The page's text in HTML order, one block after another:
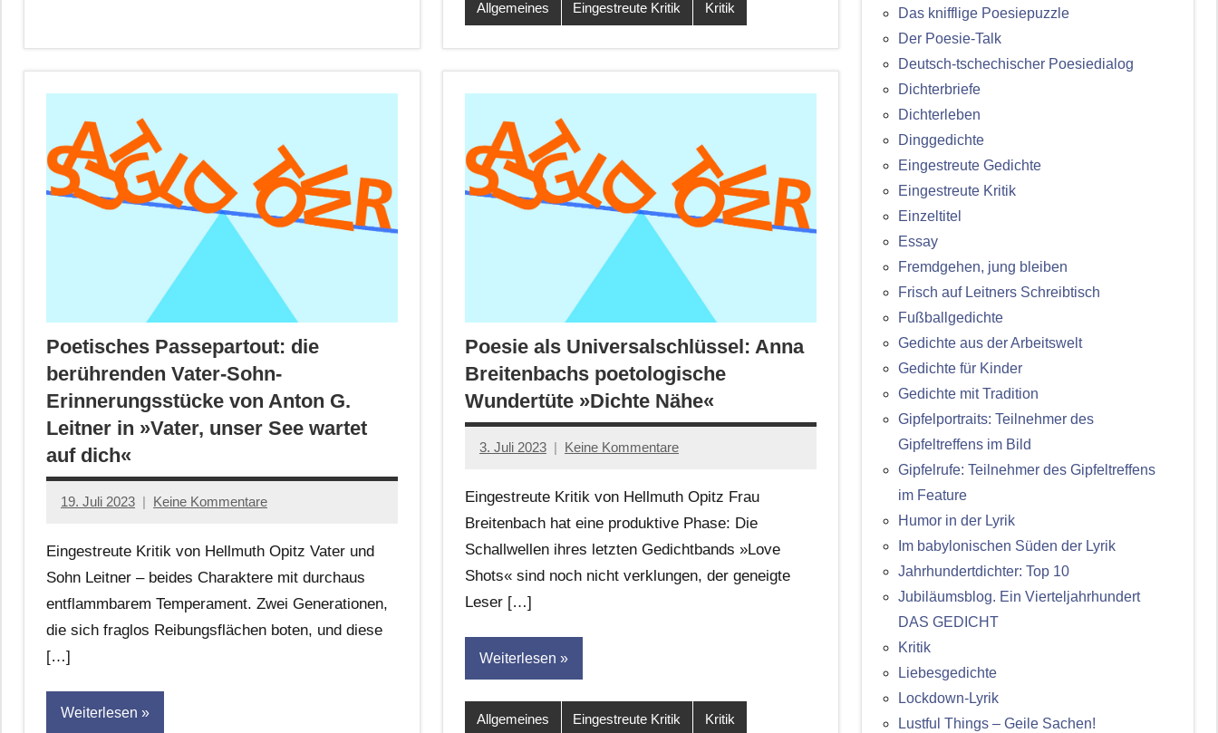
Allgemeines Eingestreute Kritik Kritik
Poetisches Passepartout: die
berührenden Vater-Sohn-
Erinnerungsstücke von Anton G.
Leitner in »Vater, unser See wartet
auf dich«
19. Juli 2023
Jan-
Hornauer
für
dasgedichtblog
Keine Kommentare
Eingestreute Kritik von Hellmuth Opitz Vater und
Sohn Leitner – beides Charaktere mit durchaus
entflammbarem Temperament. Zwei Generationen,
die sich fraglos Reibungsflächen boten, und diese
[…]
Weiterlesen
Poesie als Universalschlüssel: Anna
Breitenbachs poetologische
Wundertüte »Dichte Nähe«
3. Juli 2023
Jan-
Hornauer
für
dasgedichtblog
Keine Kommentare
Eingestreute Kritik von Hellmuth Opitz Frau
Breitenbach hat eine produktive Phase: Die
Schallwellen ihres letzten Gedichtbands »Love
Shots« sind noch nicht verklungen, der geneigte
Leser […]
Weiterlesen
Allgemeines Eingestreute Kritik Kritik
Das knifflige Poesiepuzzle
Der Poesie-Talk
Deutsch-tschechischer Poesiedialog
Dichterbriefe
Dichterleben
Dinggedichte
Eingestreute Gedichte
Eingestreute Kritik
Einzeltitel
Essay
Fremdgehen, jung bleiben
Frisch auf Leitners Schreibtisch
Fußballgedichte
Gedichte aus der Arbeitswelt
Gedichte für Kinder
Gedichte mit Tradition
Gipfelportraits: Teilnehmer des
Gipfeltreffens im Bild
Gipfelrufe: Teilnehmer des Gipfeltreffens
im Feature
Humor in der Lyrik
Im babylonischen Süden der Lyrik
Jahrhundertdichter: Top 10
Jubiläumsblog. Ein Vierteljahrhundert
DAS GEDICHT
Kritik
Liebesgedichte
Lockdown-Lyrik
Lustful Things – Geile Sachen!